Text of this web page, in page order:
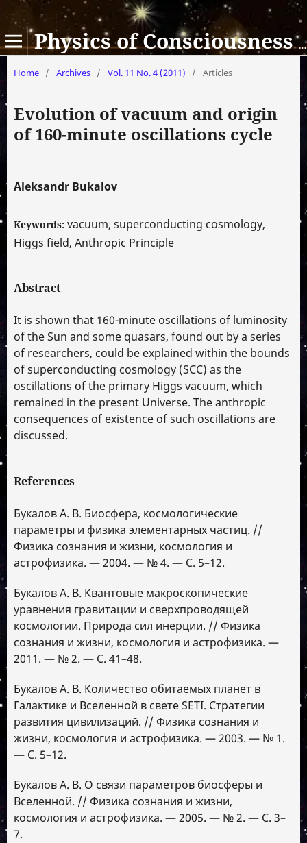
Physics of Consciousness and Life, Cosmology and Astrophysics
Home / Archives / Vol. 11 No. 4 (2011) / Articles
Evolution of vacuum and origin
of 160-minute oscillations cycle
Aleksandr Bukalov
Keywords: vacuum, superconducting cosmology,
Higgs field, Anthropic Principle
Abstract
It is shown that 160-minute oscillations of luminosity
of the Sun and some quasars, found out by a series
of researchers, could be explained within the bounds
of superconducting cosmology (SCC) as the
oscillations of the primary Higgs vacuum, which
remained in the present Universe. The anthropic
consequences of existence of such oscillations are
discussed.
References
Букалов А. В. Биосфера, космологические
параметры и физика элементарных частиц. //
Физика сознания и жизни, космология и
астрофизика. — 2004. — № 4. — С. 5–12.
Букалов А. В. Квантовые макроскопические
уравнения гравитации и сверхпроводящей
космологии. Природа сил инерции. // Физика
сознания и жизни, космология и астрофизика. —
2011. — № 2. — С. 41–48.
Букалов А. В. Количество обитаемых планет в
Галактике и Вселенной в свете SETI. Стратегии
развития цивилизаций. // Физика сознания и
жизни, космология и астрофизика. — 2003. — № 1.
— С. 5–12.
Букалов А. В. О связи параметров биосферы и
Вселенной. // Физика сознания и жизни,
космология и астрофизика. — 2005. — № 2. — С. 3–
7.